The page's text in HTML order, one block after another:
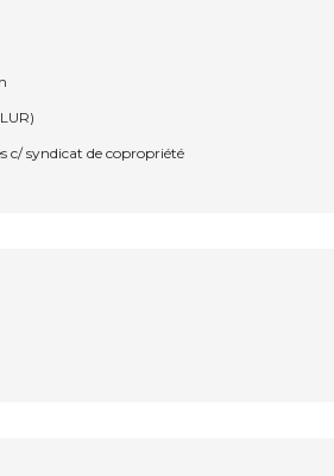
c/ syndicat de copropriété